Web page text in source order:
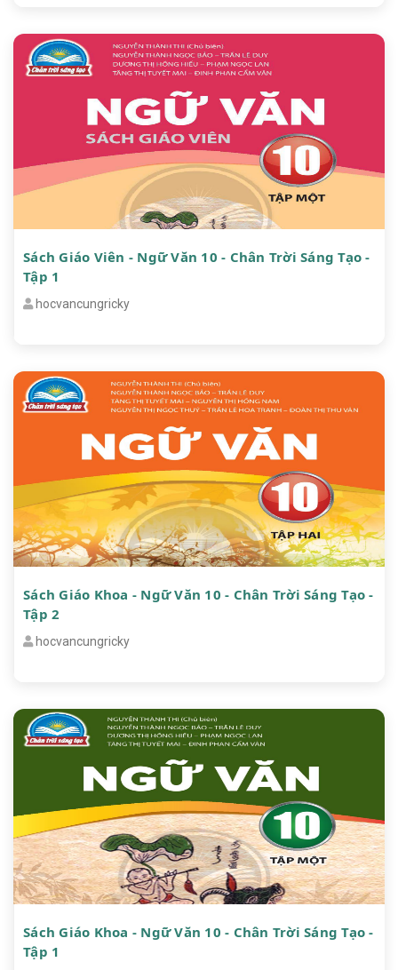
Sách Giáo Viên - Ngữ Văn 10 - Chân Trời Sáng Tạo -
Tập 1
hocvancungricky
Sách Giáo Khoa - Ngữ Văn 10 - Chân Trời Sáng Tạo -
Tập 2
hocvancungricky
Sách Giáo Khoa - Ngữ Văn 10 - Chân Trời Sáng Tạo -
Tập 1